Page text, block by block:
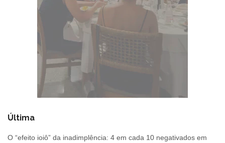
Última
O “efeito ioiô” da inadimplência: 4 em cada 10 negativados em